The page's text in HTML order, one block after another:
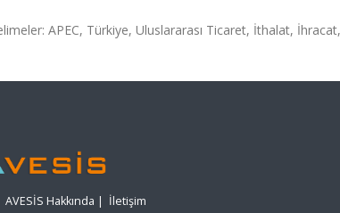
APEC, Türkiye, Uluslararası Ticaret, İthalat,
AVESİS Hakkında | İletişim